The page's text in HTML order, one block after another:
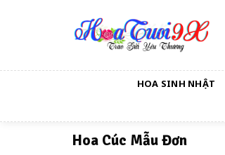
HOA SINH NHẬT
Hoa Cúc Mẫu Đơn